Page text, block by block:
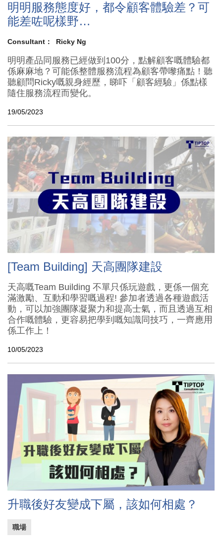
明明服務態度好，都令顧客體驗差？可
能差咗呢樣野…
Consultant： Ricky Ng
明明產品同服務已經做到100分，點解顧客嘅體驗都
係麻麻地？可能係整體服務流程為顧客帶嚟痛點！聽
聽顧問Ricky嘅親身經歷，睇吓「顧客經驗」係點樣
隨住服務流程而變化。
19/05/2023
[Team Building] 天高團隊建設
天高嘅Team Building 不單只係玩遊戲，更係一個充
滿激勵、互動和學習嘅過程! 參加者透過各種遊戲活
動，可以加強團隊凝聚力和提高士氣，而且透過互相
合作嘅體驗，更容易把學到嘅知識同技巧，一齊應用
係工作上！
10/05/2023
升職後好友變成下屬，該如何相處？
職場